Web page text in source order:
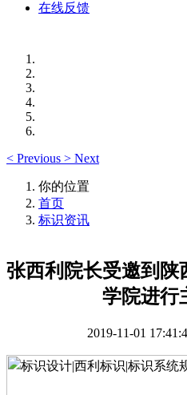
在线反馈
< Previous > Next
你的位置
首页
标识资讯
张西利院长受邀到陕
学院进行
2019-11-01